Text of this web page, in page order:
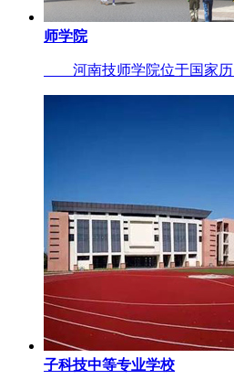
师学院
河南技师学院位于国家历
子科技中等专业学校